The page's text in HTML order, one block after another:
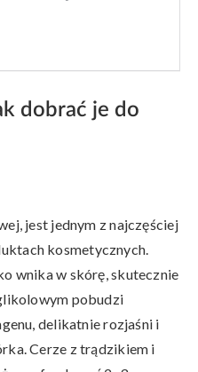
dobrać je do
jest jednym z najczęściej
kosmetycznych.
wnika w skórę, skutecznie
pobudzi
delikatnie rozjaśni i
Cerze z trądzikiem i